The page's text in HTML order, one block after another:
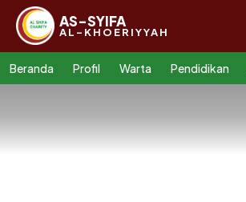
AS-SYIFA
AL-KHOERIYYAH
Beranda Profil Warta Pendidikan